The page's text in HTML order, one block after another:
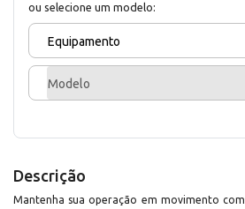
ou selecione um modelo:
Equipamento
Modelo
Descrição
Mantenha sua operação em movimento